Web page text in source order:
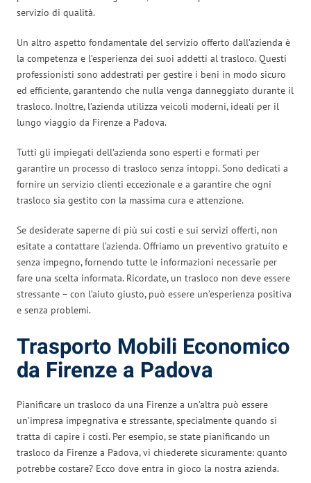
servizio di qualità.
Un altro aspetto fondamentale del servizio offerto dall’azienda è
la competenza e l’esperienza dei suoi addetti al trasloco. Questi
professionisti sono addestrati per gestire i beni in modo sicuro
ed efficiente, garantendo che nulla venga danneggiato durante il
trasloco. Inoltre, l’azienda utilizza veicoli moderni, ideali per il
lungo viaggio da Firenze a Padova.
Tutti gli impiegati dell’azienda sono esperti e formati per
garantire un processo di trasloco senza intoppi. Sono dedicati a
fornire un servizio clienti eccezionale e a garantire che ogni
trasloco sia gestito con la massima cura e attenzione.
Se desiderate saperne di più sui costi e sui servizi offerti, non
esitate a contattare l’azienda. Offriamo un preventivo gratuito e
senza impegno, fornendo tutte le informazioni necessarie per
fare una scelta informata. Ricordate, un trasloco non deve essere
stressante – con l’aiuto giusto, può essere un’esperienza positiva
e senza problemi.
Trasporto Mobili Economico
da Firenze a Padova
Pianificare un trasloco da una Firenze a un’altra può essere
un’impresa impegnativa e stressante, specialmente quando si
tratta di capire i costi. Per esempio, se state pianificando un
trasloco da Firenze a Padova, vi chiederete sicuramente: quanto
potrebbe costare? Ecco dove entra in gioco la nostra azienda.